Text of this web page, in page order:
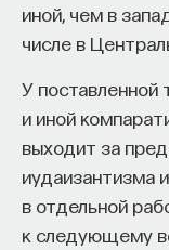
иной, чем в
числе в
У поставленной
и иной
выходит за
иудаизантизма
в отдельной
к следующему